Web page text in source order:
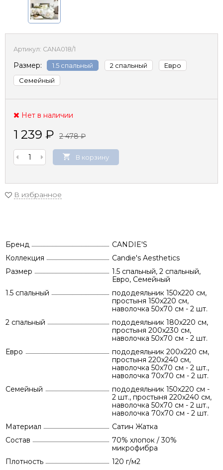
Артикул: CANA018/1
Размер: 1.5 спальный 2 спальный
Евро
Семейный
Нет в наличии
1 239 ₽ 2 478₽
В корзину
В избранное
Бренд
CANDIE'S
Коллекция
Candie's Aesthetics
Размер
1.5 спальный, 2 спальный,
Евро, Семейный
1.5 спальный
пододеяльник 150х220 см,
простыня 150х220 см,
наволочка 50х70 см - 2 шт.
2 спальный
пододеяльник 180х220 см,
простыня 200х230 см,
наволочка 50х70 см - 2 шт.
Евро
пододеяльник 200х220 см,
простыня 220х240 см,
наволочка 50х70 см - 2 шт.,
наволочка 70х70 см - 2 шт.
Семейный
пододеяльник 150х220 см -
2 шт., простыня 220х240 см,
наволочка 50х70 см - 2 шт.,
наволочка 70х70 см - 2 шт.
Материал
Сатин Жатка
Состав
70% хлопок / 30%
микрофибра
Плотность
120 г/м2